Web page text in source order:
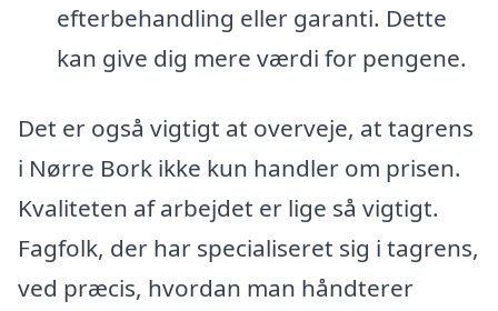
efterbehandling eller garanti. Dette
kan give dig mere værdi for pengene.
Det er også vigtigt at overveje, at tagrens
i Nørre Bork ikke kun handler om prisen.
Kvaliteten af arbejdet er lige så vigtigt.
Fagfolk, der har specialiseret sig i tagrens,
ved præcis, hvordan man håndterer